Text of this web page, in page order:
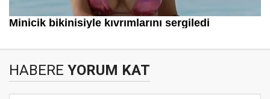
HABERE YORUM KAT